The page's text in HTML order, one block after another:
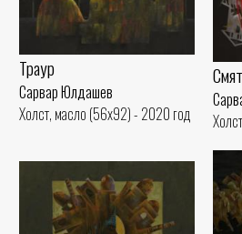
Траур
Сарвар Юлдашев
Холст, масло (56x92) - 2020 год